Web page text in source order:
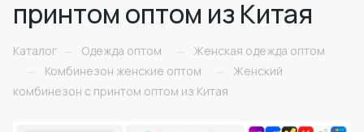
принтом оптом из Китая
Каталог — Одежда оптом —
Женская одежда оптом
—
Комбинезон женские оптом —
Женский
комбинезон с принтом оптом из Китая